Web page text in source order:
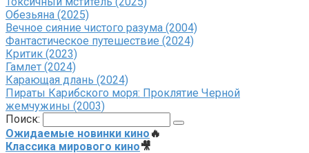
Обезьяна (2025)
Вечное сияние чистого разума (2004)
Фантастическое путешествие (2024)
Критик (2023)
Гамлет (2024)
Карающая длань (2024)
Пираты Карибского моря: Проклятие Черной
жемчужины (2003)
Поиск:
Ожидаемые новинки кино 🔥
Классика мирового кино🎥